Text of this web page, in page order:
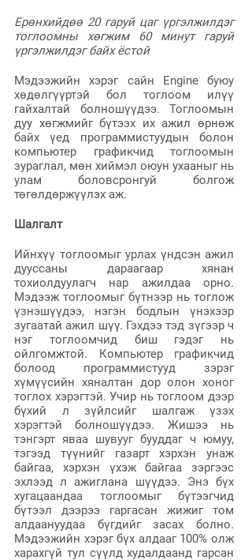
Ерөнхийдөө 20 гаруй цаг үргэлжилдэг
тоглоомны хөгжим 60 минут гаруй
үргэлжилдэг байх ёстой
Мэдээжийн хэрэг сайн Engine буюу
хөдөлгүүртэй бол тоглоом илүү
гайхалтай болношүүдээ. Тоглоомын
дуу хөгжмийг бүтээх их ажил өрнөж
байх үед программистуудын болон
компьютер графикчид тоглоомын
зураглал, мөн хиймэл оюун ухааныг нь
улам боловсронгуй болгож
төгөлдөржүүлэх аж.
Шалгалт
Ийнхүү тоглоомыг урлах үндсэн ажил
дууссаны дараагаар хянан
тохиолдуулагч нар ажилдаа орно.
Мэдээж тоглоомыг бүтнээр нь тоглож
үзнэшүүдээ, нэгэн бодлын үнэхээр
зугаатай ажил шүү. Гэхдээ тэд зүгээр ч
нэг тоглоомчид биш гэдэг нь
ойлгомжтой. Компьютер графикчид
болоод программистууд зэрэг
хүмүүсийн хяналтан дор олон хоног
тоглох хэрэгтэй. Учир нь тоглоом дээр
бүхий л зүйлсийг шалгаж үзэх
хэрэгтэй болношүүдээ. Жишээ нь
тэнгэрт яваа шувууг бууддаг ч юмуу,
тэгээд түүнийг газарт хэрхэн унаж
байгаа, хэрхэн үхэж байгаа зэргээс
эхлээд л ажиглана шүүдээ. Энэ бүх
хугацаандаа тоглоомыг бүтээгчид
бүтээл дээрээ гаргасан жижиг том
алдаануудаа бүгдийг засах болно.
Мэдээжийн хэрэг бүх алдааг 100% олж
харахгүй тул сүүлд худалдаанд гарсан